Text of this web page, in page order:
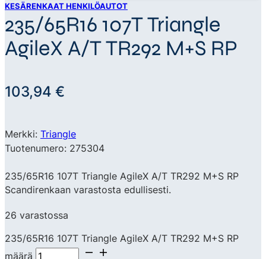
KESÄRENKAAT HENKILÖAUTOT
235/65R16 107T Triangle
AgileX A/T TR292 M+S RP
103,94 €
Merkki: Triangle
Tuotenumero: 275304
235/65R16 107T Triangle AgileX A/T TR292 M+S RP
Scandirenkaan varastosta edullisesti.
26 varastossa
235/65R16 107T Triangle AgileX A/T TR292 M+S RP
määrä